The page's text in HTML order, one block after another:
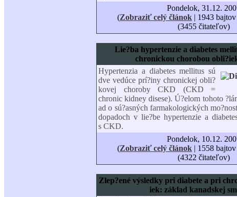
Pondelok, 31.12.
(Zobraziť celý článok | 1943
(3455 čitateľov)
Lie?ba hypertenzie a diabetes
chronickou chorobou
Hypertenzia a diabetes mellitus sú
dve vedúce prí?iny chronickej obli?
kovej choroby CKD (CKD =
chronic kidney disese). Ú?elom tohoto
ad o sú?asných farmakologických
dopadoch v lie?be hypertenzie a
s CKD.
Pondelok, 10.12.
(Zobraziť celý článok | 1558
(4322 čitateľov)
Zlep?ené výsledky pri diabete a pri
iek: základ kanadskej